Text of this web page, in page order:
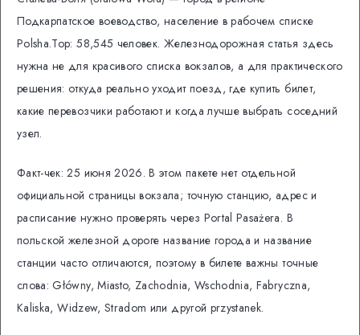
Подкарпатское воеводство, население в рабочем списке
Polsha.Top: 58,545 человек. Железнодорожная статья здесь
нужна не для красивого списка вокзалов, а для практического
решения: откуда реально уходит поезд, где купить билет,
какие перевозчики работают и когда лучше выбрать соседний
узел.
Факт-чек: 25 июня 2026. В этом пакете нет отдельной
официальной страницы вокзала; точную станцию, адрес и
расписание нужно проверять через Portal Pasażera. В
польской железной дороге название города и название
станции часто отличаются, поэтому в билете важны точные
слова: Główny, Miasto, Zachodnia, Wschodnia, Fabryczna,
Kaliska, Widzew, Stradom или другой przystanek.